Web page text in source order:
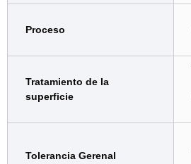
Proceso
Tratamiento de la
superficie
Tolerancia Gerenal